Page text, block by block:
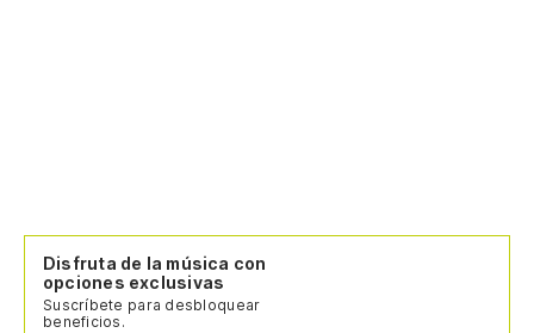
Disfruta de la música con
opciones exclusivas
Suscríbete para desbloquear
beneficios.